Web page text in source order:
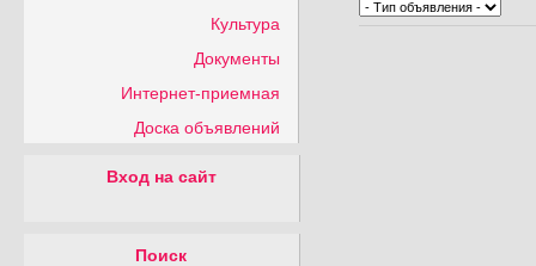
Культура
Документы
Интернет-приемная
Доска объявлений
Вход на сайт
Поиск